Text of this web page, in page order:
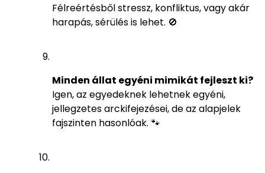
Félreértésből stressz, konfliktus, vagy akár
harapás, sérülés is lehet. 🚫
Minden állat egyéni mimikát fejleszt ki?
Igen, az egyedeknek lehetnek egyéni,
jellegzetes arckifejezései, de az alapjelek
fajszinten hasonlóak. 🐾